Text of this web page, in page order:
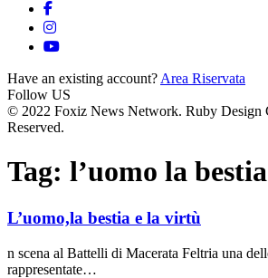
Have an existing account? Area Riservata
Follow US
© 2022 Foxiz News Network. Ruby Design
Reserved.
Tag: l’uomo la
L’uomo,la bestia e la virtù
n scena al Battelli di Macerata Feltria una
rappresentate…